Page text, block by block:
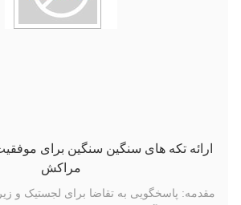
ارائه تکه های سنگین سنگین برای
مراکش
مقدمه: پاسخگویی به تقاضا برای لجستیک و